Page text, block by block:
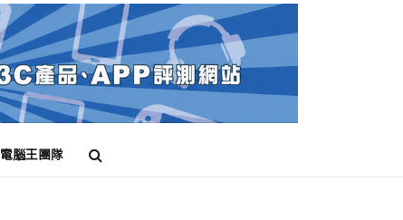
電腦王團隊